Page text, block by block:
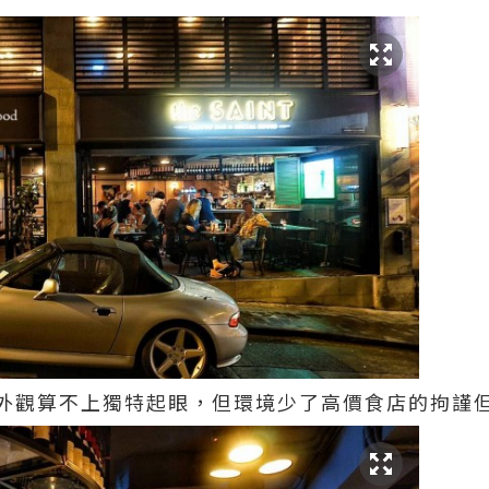
觀算不上獨特起眼，但環境少了高價食店的拘謹